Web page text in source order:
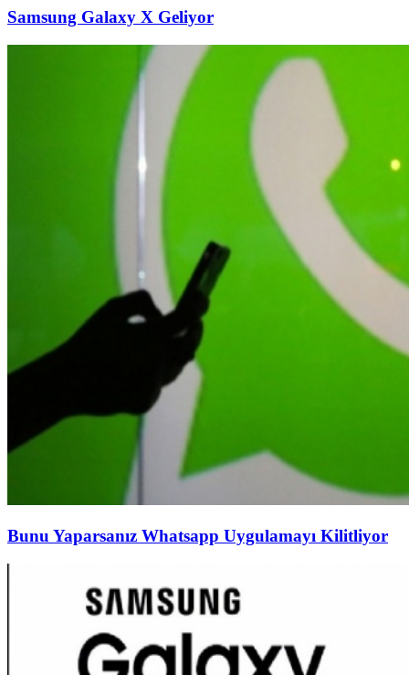
Samsung Galaxy X Geliyor
Bunu Yaparsanız Whatsapp Uygulamayı Kilitliyor